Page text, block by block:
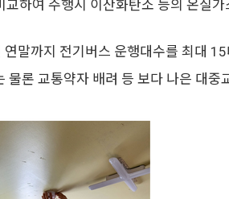
하여 주행시 이산화탄소 등의 온실
말까지 전기버스 운행대수를 최대
론 교통약자 배려 등 보다 나은 대